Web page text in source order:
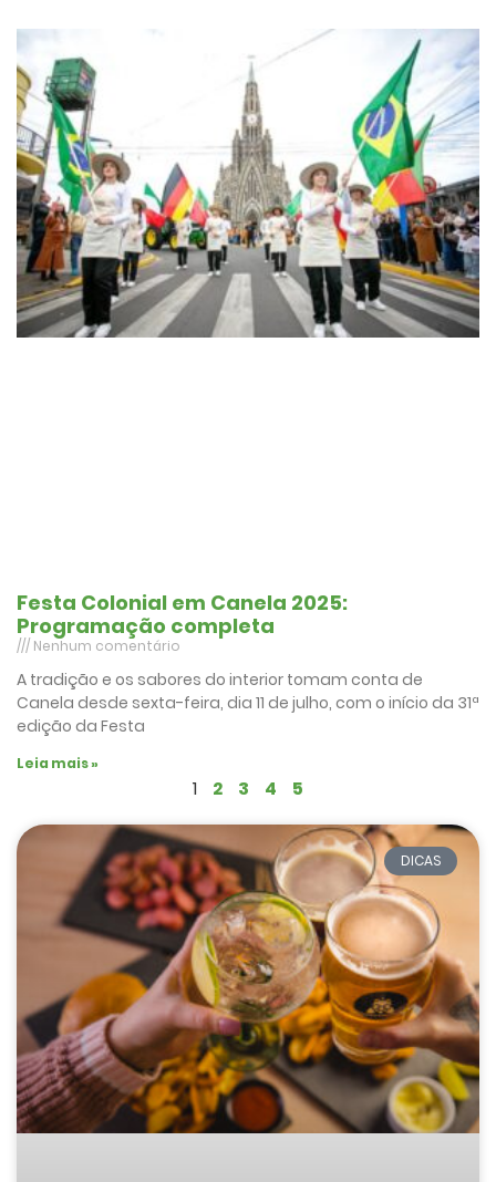
Festa Colonial em Canela 2025:
Programação completa
Nenhum comentário
A tradição e os sabores do interior tomam conta de
Canela desde sexta-feira, dia 11 de julho, com o início da 31ª
edição da Festa
Leia mais »
1 2 3 4 5
DICAS